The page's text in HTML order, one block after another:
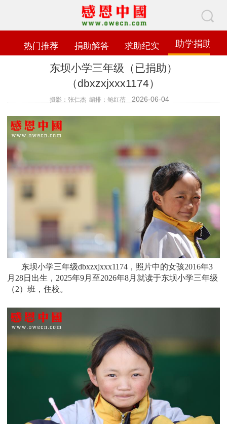
热门推荐 捐助解答 求助纪实 助学捐助
东坝小学三年级（已捐助）
（dbxzxjxxx1174）
摄影：张仁杰 编排：鲍红蓓 2026-06-04
东坝小学三年级dbxzxjxxx1174，照片中的女孩2016年3
月28日 出生， 2025年9月至2026年8月就读于东坝小学三年级
（2）班 ，住校。